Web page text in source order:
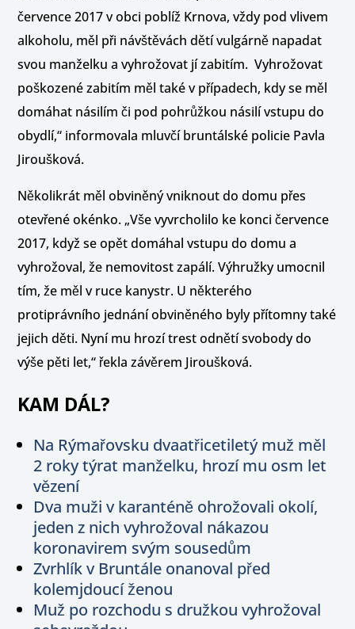
července 2017 v obci poblíž Krnova, vždy pod vlivem
alkoholu, měl při návštěvách dětí vulgárně napadat
svou manželku a vyhrožovat jí zabitím. Vyhrožovat
poškozené zabitím měl také v případech, kdy se měl
domáhat násilím či pod pohrůžkou násilí vstupu do
obydlí,“ informovala mluvčí bruntálské policie Pavla
Jiroušková.
Několikrát měl obviněný vniknout do domu přes
otevřené okénko. „Vše vyvrcholilo ke konci července
2017, když se opět domáhal vstupu do domu a
vyhrožoval, že nemovitost zapálí. Výhružky umocnil
tím, že měl v ruce kanystr. U některého
protiprávního jednání obviněného byly přítomny také
jejich děti. Nyní mu hrozí trest odnětí svobody do
výše pěti let,“ řekla závěrem Jiroušková.
KAM DÁL?
Na Rýmařovsku dvaatřicetiletý muž měl
2 roky týrat manželku, hrozí mu osm let
vězení
Dva muži v karanténě ohrožovali okolí,
jeden z nich vyhrožoval nákazou
koronavirem svým sousedům
Zvrhlík v Bruntále onanoval před
kolemjdoucí ženou
Muž po rozchodu s družkou vyhrožoval